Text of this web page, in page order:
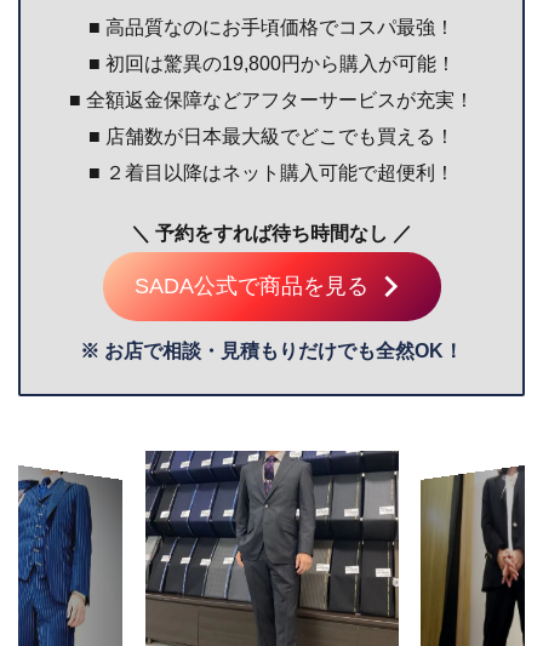
■ 高品質なのにお手頃価格でコスパ最強！
■ 初回は驚異の19,800円から購入が可能！
■ 全額返金保障などアフターサービスが充実！
■ 店舗数が日本最大級でどこでも買える！
■ ２着目以降はネット購入可能で超便利！
＼ 予約をすれば待ち時間なし ／
SADA公式で商品を見る
※ お店で相談・見積もりだけでも全然OK！